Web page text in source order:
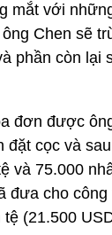
mắt với
Chen sẽ
phần còn lại
đơn được
đặt cọc và
và 75.000
đưa cho
(21.500